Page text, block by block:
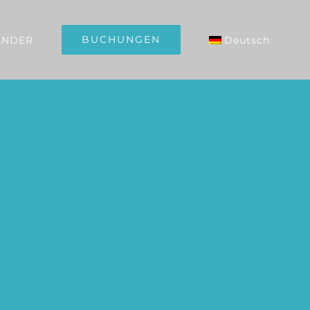
BUCHUNGEN Deutsch